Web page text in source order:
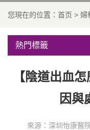
您現在的位置： 首页 > 婦
熱門標籤
【陰道出血
因與
來源：深圳怡康醫